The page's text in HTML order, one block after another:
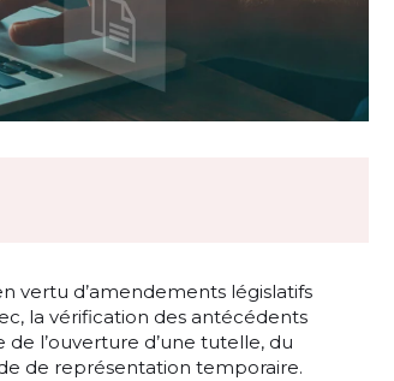
vertu d’amendements législatifs
la vérification des antécédents
l’ouverture d’une tutelle, du
de représentation temporaire.